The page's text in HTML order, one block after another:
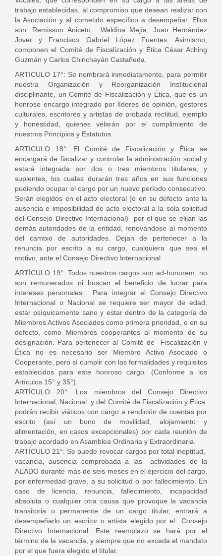
trabajo establecidas, al compromiso que desean realizar con
la Asociación y al cometido específico a desempeñar. Ellos
son: Remisson Aniceto, Waldina Mejía, Juan Hernández
Jover y Francisco Gabriel López Fuentes. Asimismo,
componen el Comité de Fiscalización y Ética César Aching
Guzmán y Carlos Chinchayán Castañeda.
ARTICULO 17°: Se nombrará inmediatamente, para permitir
nuestra Organización y Reorganización Institucional
disciplinante, un Comité de Fiscalización y Ética, que es un
honroso encargo integrado por líderes de opinión, gestores
culturales, escritores y artistas de probada rectitud, ejemplo
y honestidad, quienes velarán por el cumplimiento de
nuestros Principios y Estatutos.
ARTICULO 18°: El Comité de Fiscalización y Ética se
encargará de fiscalizar y controlar la administración social y
estará integrada por dos o tres miembros titulares, y
suplentes, los cuales durarán tres años en sus funciones
pudiendo ocupar el cargo por un nuevo período consecutivo.
Serán elegidos en el acto electoral (o en su defecto ante la
ausencia e imposibilidad de acto electoral a la sola solicitud
del Consejo Directivo Internacional) por el que se elijan las
demás autoridades de la entidad, renovándose al momento
del cambio de autoridades. Dejan de pertenecer a la
renuncia por escrito a su cargo, cualquiera que sea el
motivo, ante el Consejo Directivo Internacional.
ARTÍCULO 19°: Todos nuestros cargos son ad-honorem, no
son remunerados ni buscan el beneficio de lucrar para
intereses personales. Para integrar el Consejo Directivo
Internacional o Nacional se requiere ser mayor de edad,
estar psíquicamente sano y estar dentro de la categoría de
Miembros Activos Asociados como primera prioridad, o en su
defecto, como Miembros cooperantes al momento de su
designación. Para pertenecer al Comité de Fiscalización y
Ética no es necesario ser Miembro Activo Asociado o
Cooperante, pero sí cumplir con las formalidades y requisitos
establecidos para este honroso cargo. (Conforme a los
Artículos 15° y 35°).
ARTÍCULO 20°: Los miembros del Consejo Directivo
Internacional, Nacional y del Comité de Fiscalización y Ética
podrán recibir viáticos con cargo a rendición de cuentas por
escrito (así un bono de movilidad, alojamiento y
alimentación, en casos excepcionales) por cada reunión de
trabajo acordado en Asamblea Ordinaria y Extraordinaria.
ARTÍCULO 21°: Se puede revocar cargos por total ineptitud,
vacancia, ausencia comprobada a las actividades de la
AEADO durante más de seis meses en el ejercicio del cargo,
por enfermedad grave, a su solicitud o por fallecimiento. En
caso de licencia, renuncia, fallecimiento, incapacidad
absoluta o cualquier otra causa que provoque la vacancia
transitoria o permanente de un cargo titular, entrará a
desempeñarlo un escritor o artista elegido por el Consejo
Directivo Internacional. Este reemplazo se hará por el
término de la vacancia, y siempre que no exceda el mandato
por el que fuera elegido el titular.